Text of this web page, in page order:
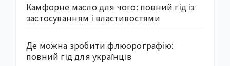
Камфорне масло для чого: повний гід із
застосуванням і властивостями
Де можна зробити флюорографію:
повний гід для українців